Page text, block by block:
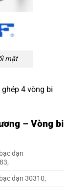
mặt
4 vòng bi
– Vòng bi
đạn
đạn 30310,